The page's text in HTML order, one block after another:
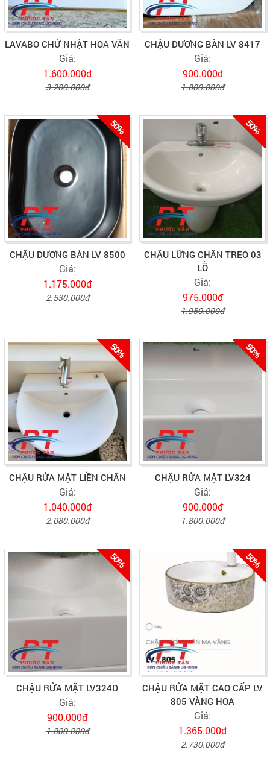
LAVABO CHỬ NHẬT HOA VĂN
Giá:
1.600.000đ
3.200.000đ
CHẬU DƯƠNG BÀN LV 8417
Giá:
900.000đ
1.800.000đ
50%
CHẬU DƯƠNG BÀN LV 8500
Giá:
1.175.000đ
2.530.000đ
50%
CHẬU LỮNG CHÂN TREO 03
LỖ
Giá:
975.000đ
1.950.000đ
50%
CHẬU RỬA MẶT LIỀN CHÂN
Giá:
1.040.000đ
2.080.000đ
50%
CHẬU RỬA MẶT LV324
Giá:
900.000đ
1.800.000đ
50%
CHẬU RỬA MẶT LV324D
Giá:
900.000đ
1.800.000đ
50%
CHẬU RỬA MẶT CAO CẤP LV
805 VÀNG HOA
Giá:
1.365.000đ
2.730.000đ